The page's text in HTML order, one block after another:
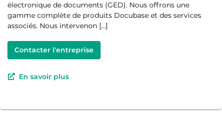
électronique de documents (GED). Nous offrons une
gamme complète de produits Docubase et des services
associés. Nous intervenon […]
Contacter l'entreprise
En savoir plus